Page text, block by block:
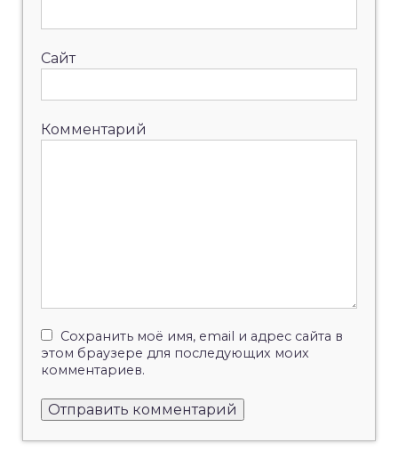
Сайт
Комментарий
Сохранить моё имя, email и адрес сайта в
этом браузере для последующих моих
комментариев.